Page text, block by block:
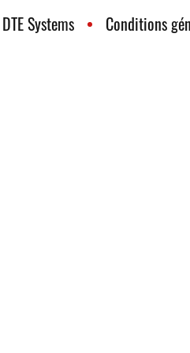
DTE Systems Conditions